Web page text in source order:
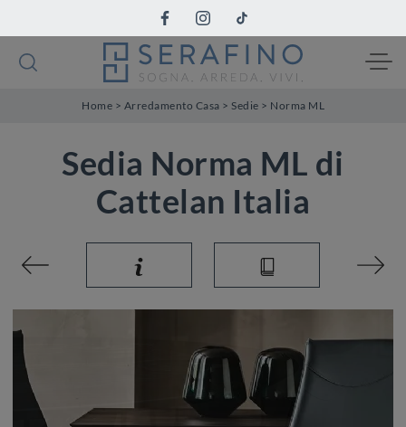
Home > Arredamento Casa > Sedie > Norma ML
Sedia Norma ML di
Cattelan Italia